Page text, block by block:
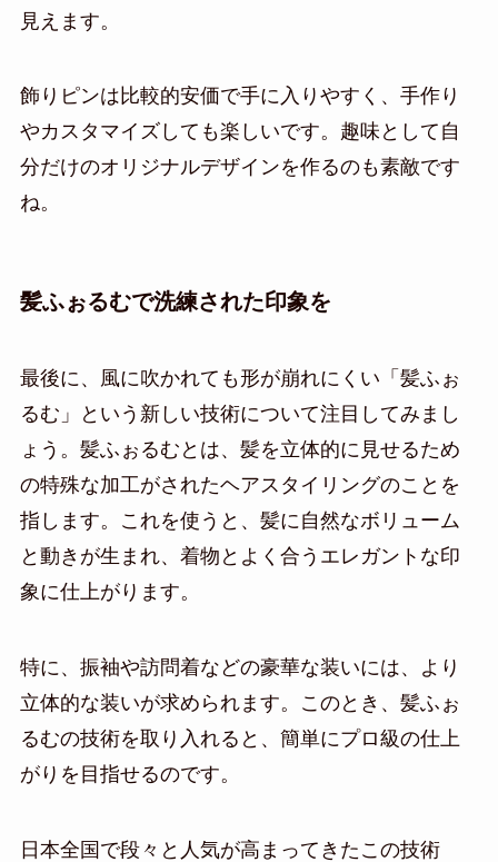
見えます。
飾りピンは比較的安価で手に入りやすく、手作り
やカスタマイズしても楽しいです。趣味として自
分だけのオリジナルデザインを作るのも素敵です
ね。
髪ふぉるむで洗練された印象を
最後に、風に吹かれても形が崩れにくい「髪ふぉ
るむ」という新しい技術について注目してみまし
ょう。髪ふぉるむとは、髪を立体的に見せるため
の特殊な加工がされたヘアスタイリングのことを
指します。これを使うと、髪に自然なボリューム
と動きが生まれ、着物とよく合うエレガントな印
象に仕上がります。
特に、振袖や訪問着などの豪華な装いには、より
立体的な装いが求められます。このとき、髪ふぉ
るむの技術を取り入れると、簡単にプロ級の仕上
がりを目指せるのです。
日本全国で段々と人気が高まってきたこの技術